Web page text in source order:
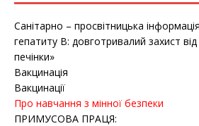
Санітарно – просвітницька
гепатиту B: довготривалий захист
печінки»
Вакцинація
Вакцинації
Про навчання з мінної безпеки
ПРИМУСОВА ПРАЦЯ: